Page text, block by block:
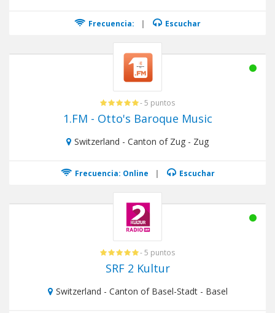
Frecuencia: | Escuchar
- 5 puntos
1.FM - Otto's Baroque Music
Switzerland - Canton of Zug - Zug
Frecuencia: Online | Escuchar
- 5 puntos
SRF 2 Kultur
Switzerland - Canton of Basel-Stadt - Basel